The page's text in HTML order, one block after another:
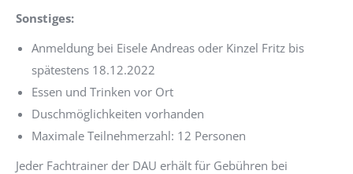
Sonstiges:
Anmeldung bei Eisele Andreas oder Kinzel Fritz bis
spätestens 18.12.2022
Essen und Trinken vor Ort
Duschmöglichkeiten vorhanden
Maximale Teilnehmerzahl: 12 Personen
Jeder Fachtrainer der DAU erhält für Gebühren bei